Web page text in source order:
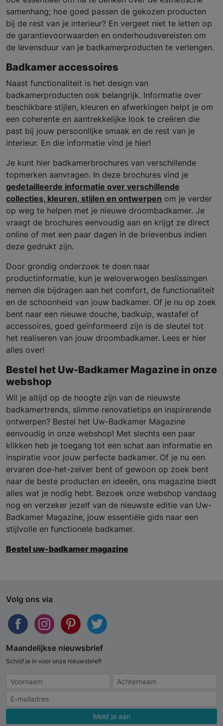
samenhang; hoe goed passen de gekozen producten
bij de rest van je interieur? En vergeet niet te letten op
de garantievoorwaarden en onderhoudsvereisten om
de levensduur van je badkamerproducten te verlengen.
Badkamer accessoires
Naast functionaliteit is het design van
badkamerproducten ook belangrijk. Informatie over
beschikbare stijlen, kleuren en afwerkingen helpt je om
een coherente en aantrekkelijke look te creëren die
past bij jouw persoonlijke smaak en de rest van je
interieur. En die informatie vind je hier!
Je kunt hier badkamerbrochures van verschillende
topmerken aanvragen. In deze brochures vind je
gedetailleerde informatie over verschillende
collecties, kleuren, stijlen en ontwerpen om je verder
op weg te helpen met je nieuwe droombadkamer. Je
vraagt de brochures eenvoudig aan en krijgt ze direct
online of met een paar dagen in de brievenbus indien
deze gedrukt zijn.
Door grondig onderzoek te doen naar
productinformatie, kun je weloverwogen beslissingen
nemen die bijdragen aan het comfort, de functionaliteit
en de schoonheid van jouw badkamer. Of je nu op zoek
bent naar een nieuwe douche, badkuip, wastafel of
accessoires, goed geïnformeerd zijn is de sleutel tot
het realiseren van jouw droombadkamer. Lees er hier
alles over!
Bestel het Uw-Badkamer Magazine in onze
webshop
Wil je altijd op de hoogte zijn van de nieuwste
badkamertrends, slimme renovatietips en inspirerende
ontwerpen? Bestel het Uw-Badkamer Magazine
eenvoudig in onze webshop! Met slechts een paar
klikken heb je toegang tot een schat aan informatie en
inspiratie voor jouw perfecte badkamer. Of je nu een
ervaren doe-het-zelver bent of gewoon op zoek bent
naar de beste producten en ideeën, ons magazine biedt
alles wat je nodig hebt. Bezoek onze webshop vandaag
nog en verzeker jezelf van de nieuwste editie van Uw-
Badkamer Magazine, jouw essentiële gids naar een
stijlvolle en functionele badkamer.
Bestel uw-badkamer magazine
Volg ons via
Maandelijkse nieuwsbrief
Schrijf je in voor onze nieuwsbrief!
Meld je aan